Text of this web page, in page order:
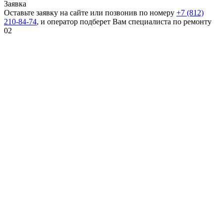
Заявка
Оставьте заявку на сайте или позвонив по номеру +7 (812)
210-84-74, и оператор подберет Вам специалиста по ремонту
02